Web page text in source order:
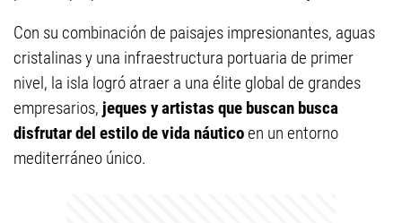
Con su combinación de paisajes impresionantes, aguas
cristalinas y una infraestructura portuaria de primer
nivel, la isla logró atraer a una élite global de grandes
empresarios, jeques y artistas que buscan busca
disfrutar del estilo de vida náuticoen un entorno
mediterráneo único.